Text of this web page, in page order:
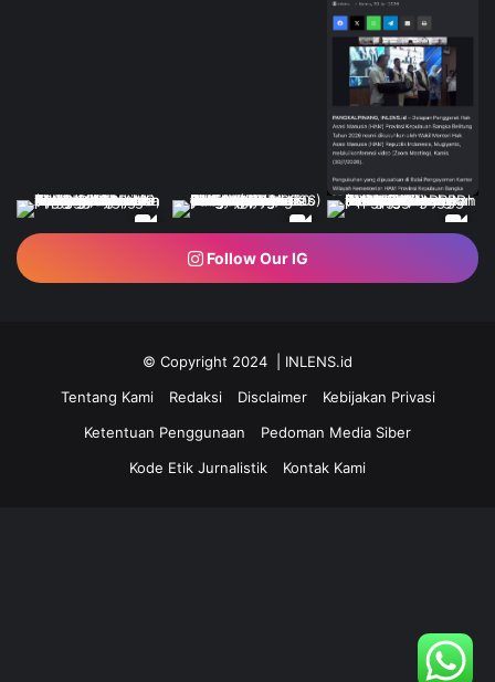
Follow Our IG
© Copyright 2024 | INLENS.id
Tentang Kami
Redaksi Disclaimer
Kebijakan Privasi
Ketentuan Penggunaan
Pedoman Media Siber
Kode Etik Jurnalistik
Kontak Kami